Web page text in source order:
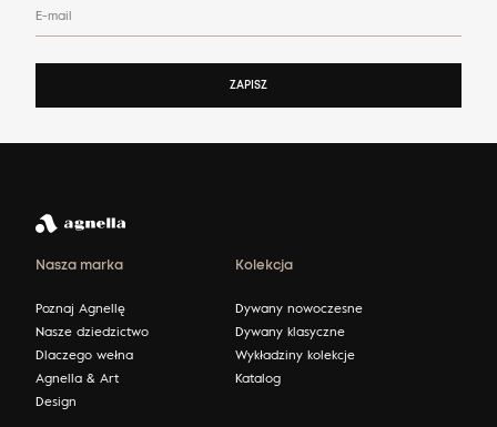
E-mail
ZAPISZ
Nasza marka
Poznaj Agnellę
Nasze dziedzictwo
Dlaczego wełna
Agnella & Art
Design
Kolekcja
Dywany nowoczesne
Dywany klasyczne
Wykładziny kolekcje
Katalog